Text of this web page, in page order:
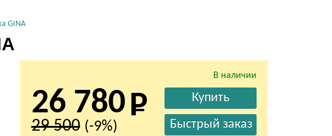
GINA
В наличии
26 780
29 500 (-9%)